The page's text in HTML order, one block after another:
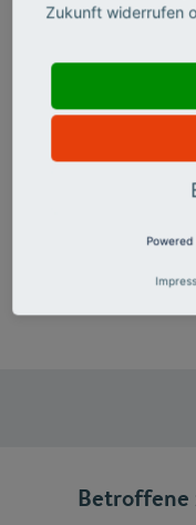
Internationale
Betroffene
Zukunft widerrufen
Powered